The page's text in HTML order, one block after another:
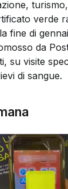
verde
fine di
da
su visite
di sangue.